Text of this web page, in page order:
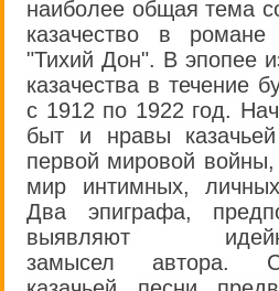
наиболее общая тема
казачество в
"Тихий Дон". В эпопее
казачества в течение
с 1912 по 1922 год.
быт и нравы
первой мировой войны,
мир интимных,
Два эпиграфа,
выявляют идейно-
замысел автора.